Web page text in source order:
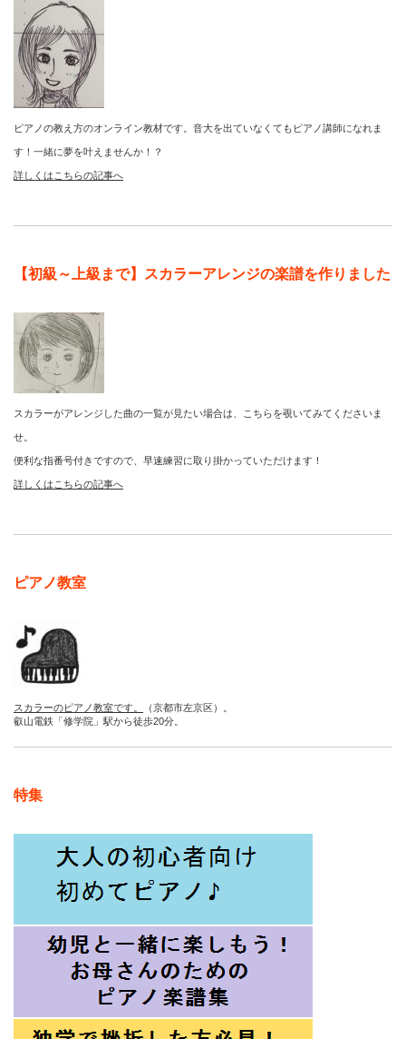
ピアノの教え方のオンライン教材です。音大を出ていなくてもピアノ講師になれま
す！一緒に夢を叶えませんか！？
詳しくはこちらの記事へ
【初級～上級まで】スカラーアレンジの楽譜を作りました
スカラーがアレンジした曲の一覧が見たい場合は、こちらを覗いてみてくださいま
せ。
便利な指番号付きですので、早速練習に取り掛かっていただけます！
詳しくはこちらの記事へ
ピアノ教室
スカラーのピアノ教室です。
（京都市左京区）。
叡山電鉄「修学院」駅から徒歩20分。
特集